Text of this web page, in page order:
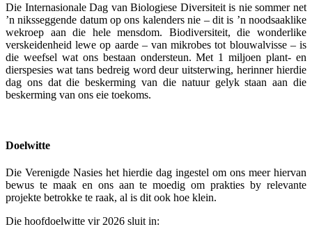
Die Internasionale Dag van Biologiese Diversiteit is nie sommer net
’n niksseggende datum op ons kalenders nie – dit is ’n noodsaaklike
wekroep aan die hele mensdom. Biodiversiteit, die wonderlike
verskeidenheid lewe op aarde – van mikrobes tot blouwalvisse – is
die weefsel wat ons bestaan ondersteun. Met 1 miljoen plant- en
dierspesies wat tans bedreig word deur uitsterwing, herinner hierdie
dag ons dat die beskerming van die natuur gelyk staan aan die
beskerming van ons eie toekoms.
Doelwitte
Die Verenigde Nasies het hierdie dag ingestel om ons meer hiervan
bewus te maak en ons aan te moedig om prakties by relevante
projekte betrokke te raak, al is dit ook hoe klein.
Die hoofdoelwitte vir 2026 sluit in: